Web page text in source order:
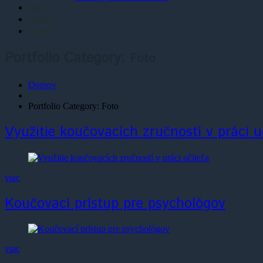
Domov
Portfolio Category: Foto
Využitie koučovacích zručností v práci
viac
Koučovací prístup pre psychológov
viac